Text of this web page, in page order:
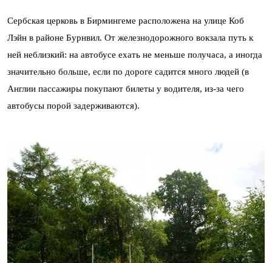
Сербская церковь в Бирмингеме расположена на улице Коб
Лэйн в районе Бурнвил. От железнодорожного вокзала путь к
ней неблизкий: на автобусе ехать не меньше получаса, а иногда
значительно больше, если по дороге садится много людей (в
Англии пассажиры покупают билеты у водителя, из-за чего
автобусы порой задерживаются).